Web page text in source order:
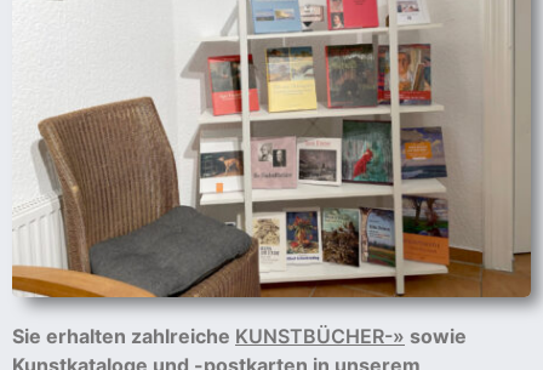
Sie erhalten zahlreiche KUNSTBÜCHER-» sowie